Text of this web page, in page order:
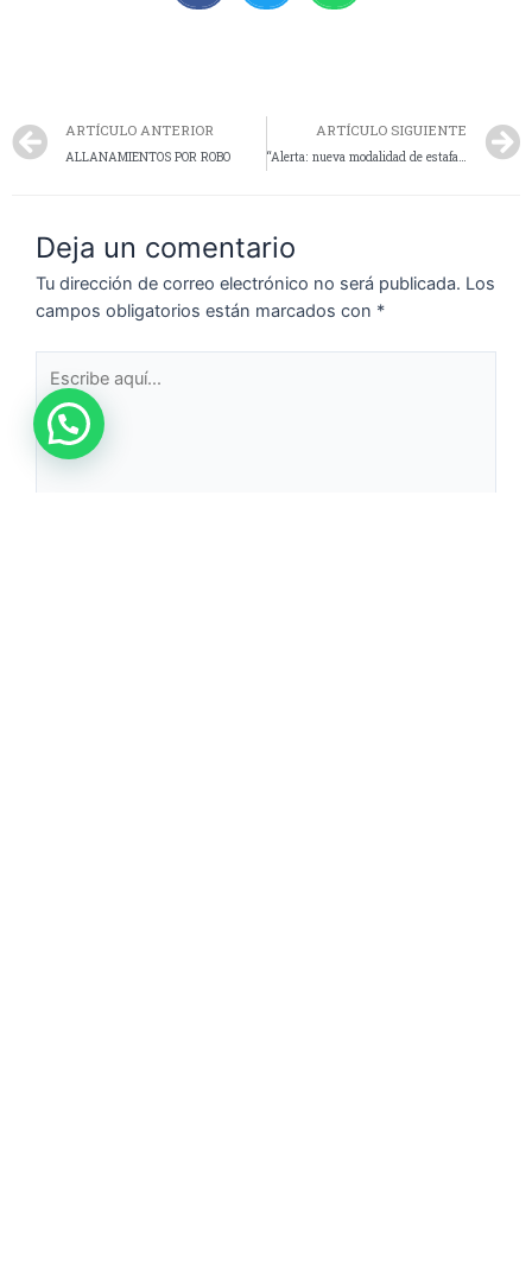
ARTÍCULO ANTERIOR
ALLANAMIENTOS POR ROBO
ARTÍCULO SIGUIENTE
“Alerta: nueva modalidad de estafa digital”
Deja un comentario
Tu dirección de correo electrónico no será publicada. Los
campos obligatorios están marcados con *